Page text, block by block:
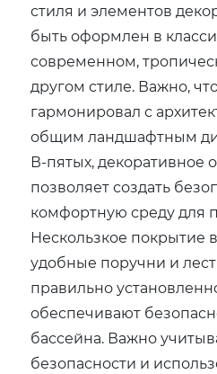
стиля и элементов
быть оформлен в
современном,
другом стиле. Важно,
гармонировал с
общим ландшафтным
В-пятых, декоративное
позволяет создать
комфортную среду для
Нескользкое покрытие
удобные поручни и
правильно
обеспечивают
бассейна. Важно
безопасности и